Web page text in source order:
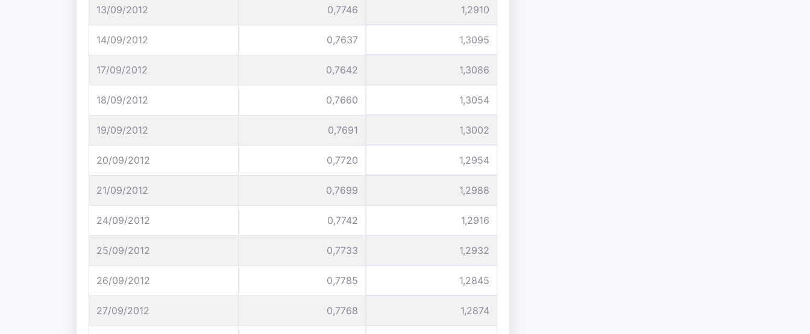
13/09/2012 0,7746 1,2910
14/09/2012 0,7637 1,3095
17/09/2012 0,7642 1,3086
18/09/2012 0,7660 1,3054
19/09/2012 0,7691 1,3002
20/09/2012 0,7720 1,2954
21/09/2012 0,7699 1,2988
24/09/2012 0,7742 1,2916
25/09/2012 0,7733 1,2932
26/09/2012 0,7785 1,2845
27/09/2012 0,7768 1,2874